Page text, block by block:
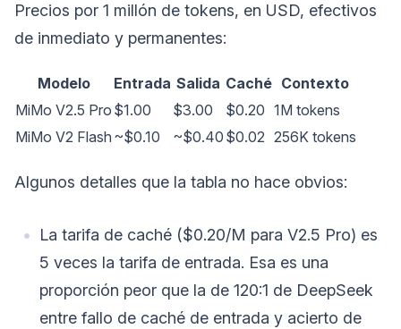
Precios por 1 millón de tokens, en USD, efectivos
de inmediato y permanentes:
Modelo Entrada Salida Caché Contexto
MiMo V2.5 Pro $1.00 $3.00 $0.20 1M tokens
MiMo V2 Flash ~$0.10 ~$0.40 $0.02 256K tokens
Algunos detalles que la tabla no hace obvios:
La tarifa de caché ($0.20/M para V2.5 Pro) es
5 veces la tarifa de entrada. Esa es una
proporción peor que la de 120:1 de DeepSeek
entre fallo de caché de entrada y acierto de